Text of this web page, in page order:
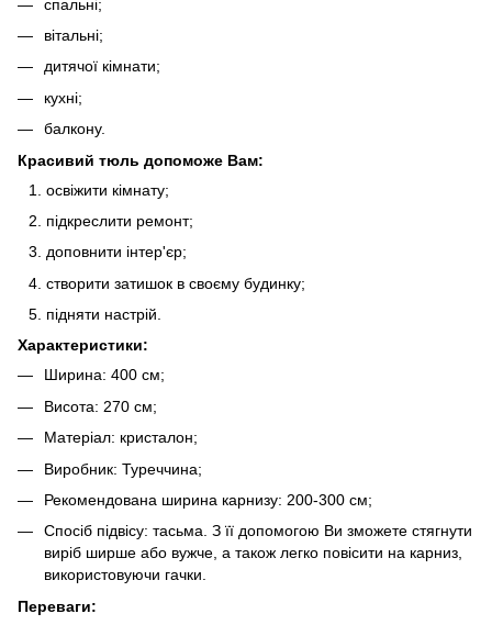
спальні;
вітальні;
дитячої кімнати;
кухні;
балкону.
Красивий тюль допоможе Вам:
освіжити кімнату;
підкреслити ремонт;
доповнити інтер'єр;
створити затишок в своєму будинку;
підняти настрій.
Характеристики:
Ширина: 400 см;
Висота: 270 см;
Матеріал: кристалон;
Виробник: Туреччина;
Рекомендована ширина карнизу: 200-300 см;
Спосіб підвісу: тасьма. З її допомогою Ви зможете стягнути
виріб ширше або вужче, а також легко повісити на карниз,
використовуючи гачки.
Переваги: